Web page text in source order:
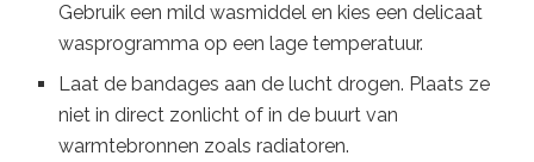
Gebruik een mild wasmiddel en kies een delicaat
wasprogramma op een lage temperatuur.
Laat de bandages aan de lucht drogen. Plaats ze
niet in direct zonlicht of in de buurt van
warmtebronnen zoals radiatoren.